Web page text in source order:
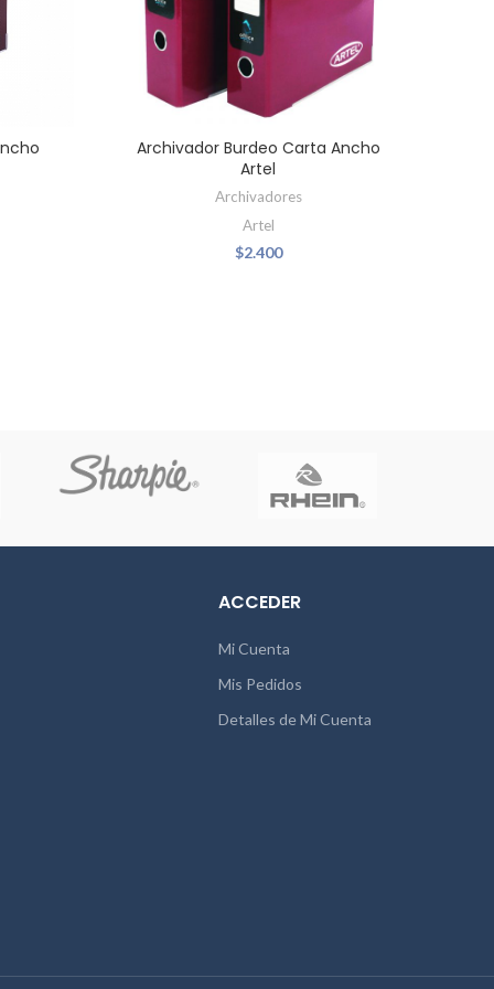
Archivador Burdeo Carta Ancho
Artel
Archivadores
Artel
$2.400
ACCEDER
Mi Cuenta
Mis Pedidos
Detalles de Mi Cuenta